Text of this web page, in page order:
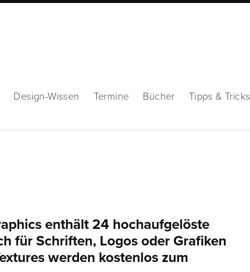
Design-Wissen Termine Bücher Tipps & Tricks
enthält 24 hochaufgelöste
für Schriften, Logos oder Grafiken
werden kostenlos zum